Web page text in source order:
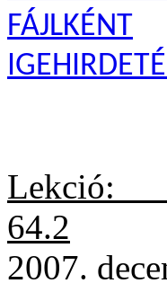
FÁJLKÉNT
64.2
2007.